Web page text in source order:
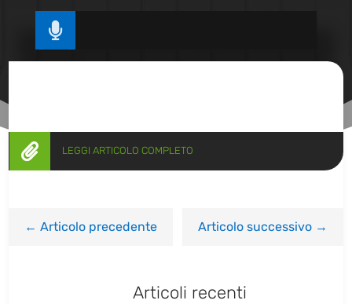

 LEGGI ARTICOLO COMPLETO
←Articolo precedente Articolo successivo→
Articoli recenti